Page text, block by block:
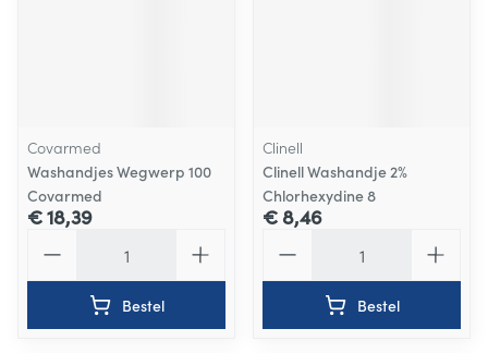
Covarmed
Washandjes Wegwerp 100
Covarmed
€ 18,39
Bestel
Clinell
Clinell Washandje 2%
Chlorhexydine 8
€ 8,46
Bestel